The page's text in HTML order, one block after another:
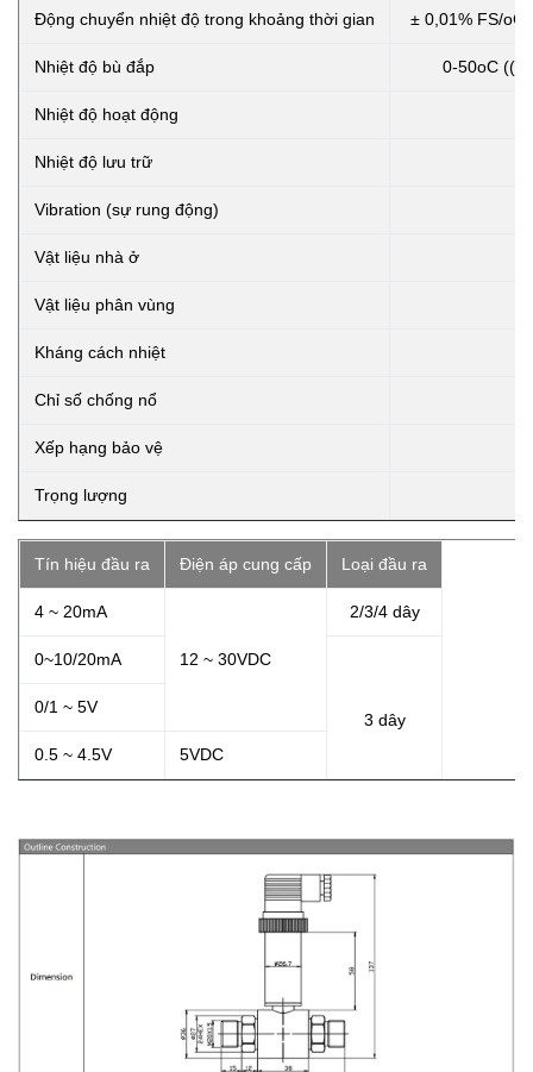
Động chuyển nhiệt độ trong khoảng thời gian ± 0,01% FS/oC
Nhiệt độ bù đắp 0-50oC
Nhiệt độ hoạt động
Nhiệt độ lưu trữ
Vibration (sự rung động)
Vật liệu nhà ở
Vật liệu phân vùng
Kháng cách nhiệt
Chỉ số chống nổ
Xếp hạng bảo vệ
Trọng lượng
Tín hiệu đầu ra Điện áp cung cấp Loại đầu ra
4 ~ 20mA
12 ~ 30VDC
2/3/4 dây
0~10/20mA
3 dây
0/1 ~ 5V
0.5 ~ 4.5V 5VDC